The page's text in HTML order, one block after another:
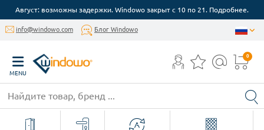
Август: возможны задержки. Windowo закрыт с 10 по 21. Подробнее.
info@windowo.com Блог Windowo
MENU
0